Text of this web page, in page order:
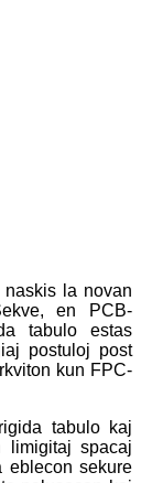
la novan
en PCB-
tabulo estas
postuloj post
kun FPC-
tabulo kaj
spacaj
eblecon sekure